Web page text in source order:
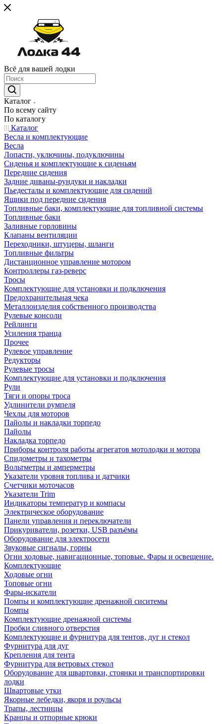
Всё для вашей лодки
Каталог
По всему сайту
По каталогу
Каталог
Весла и комплектующие
Весла
Лопасти, уключины, подуключины
Сиденья и комплектующие к сиденьям
Передние сидения
Задние диваны-рундуки и накладки
Пьедесталы и комплектующие для сидений
Ящики под передние сидения
Топливные баки, комплектующие для топливной системы
Топливные баки
Заливные горловины
Клапаны вентиляции
Переходники, штуцеры, шланги
Топливные фильтры
Дистанционное управление мотором
Контроллеры газ-реверс
Тросы
Комплектующие для установки и подключения
Предохранительная чека
Металлоизделия собственного производства
Рулевые консоли
Рейлинги
Усиления транца
Прочее
Рулевое управление
Редукторы
Рулевые тросы
Комплектующие для установки и подключения
Рули
Тяги и опоры троса
Удлинители румпеля
Чехлы для моторов
Пайолы и накладки торпедо
Пайолы
Накладка торпедо
Приборы контроля работы агрегатов мотолодки и мотора
Спидометры и тахометры
Вольтметры и амперметры
Указатели уровня топлива и датчики
Счетчики моточасов
Указатели Trim
Индикаторы температур и компасы
Электрическое оборудование
Панели управления и переключатели
Прикуриватели, розетки, USB разъёмы
Оборудование для электросети
Звуковые сигналы, горны
Огни ходовые, навигационные, топовые. Фары и освещение.
Комплектующие
Ходовые огни
Топовые огни
Фары-искатели
Помпы и комплектующие дренажной сиситемы
Помпы
Комплектующие дренажной системы
Пробки сливного отверстия
Комплектующие и фурнитура для тентов, дуг и стекол
Фурнитура для дуг
Крепления для тента
Фурнитура для ветровых стекол
Оборудование для швартовки, стоянки и транспортировки
лодки
Швартовые утки
Якорные лебедки, якоря и роульсы
Трапы, лестницы
Кранцы и отпорные крюки